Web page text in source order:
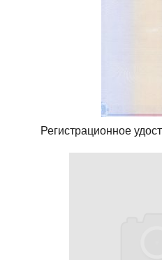
Регистрационное